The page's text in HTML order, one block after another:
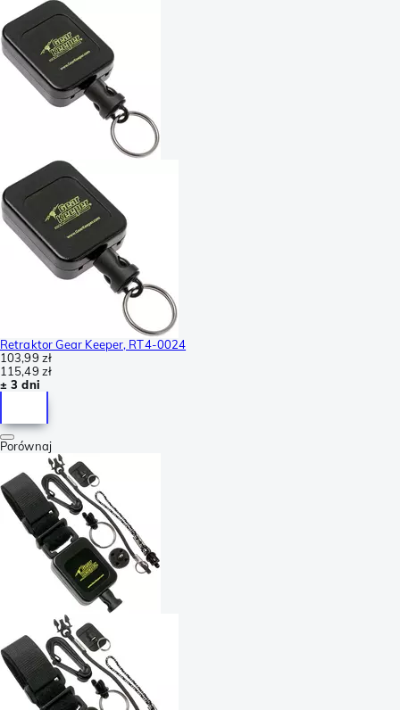
Retraktor Gear Keeper, RT4-0024
103,99 zł
115,49 zł
± 3 dni
Porównaj